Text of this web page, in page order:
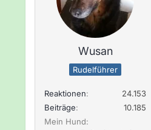
Wusan
Rudelführer
Reaktionen
24.153
Beiträge
10.185
Mein Hund